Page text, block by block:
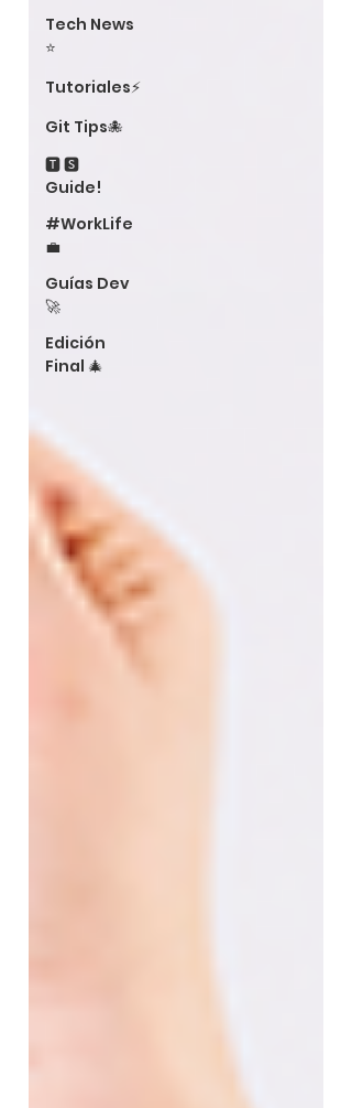
Tech News
⭐
Tutoriales⚡
Git Tips🐙
🆃 🆂
Guide!
#WorkLife
💼
Guías Dev
🚀
Edición
Final 🎄